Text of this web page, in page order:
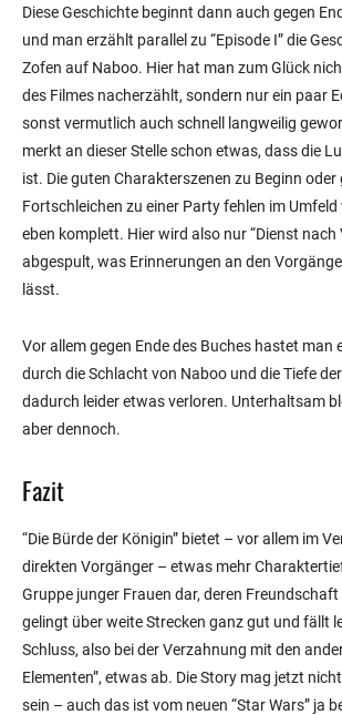
Diese Geschichte beginnt dann auch gegen
und man erzählt parallel zu “Episode I” die
Zofen auf Naboo. Hier hat man zum Glück
des Filmes nacherzählt, sondern nur ein paar
sonst vermutlich auch schnell langweilig
merkt an dieser Stelle schon etwas, dass die
ist. Die guten Charakterszenen zu Beginn oder
Fortschleichen zu einer Party fehlen im Umfeld
eben komplett. Hier wird also nur “Dienst nach
abgespult, was Erinnerungen an den
lässt.
Vor allem gegen Ende des Buches hastet man
durch die Schlacht von Naboo und die Tiefe
dadurch leider etwas verloren. Unterhaltsam
aber dennoch.
Fazit
“Die Bürde der Königin” bietet – vor allem im
direkten Vorgänger – etwas mehr
Gruppe junger Frauen dar, deren
gelingt über weite Strecken ganz gut und fällt
Schluss, also bei der Verzahnung mit den
Elementen”, etwas ab. Die Story mag jetzt
sein – auch das ist vom neuen “Star Wars” ja